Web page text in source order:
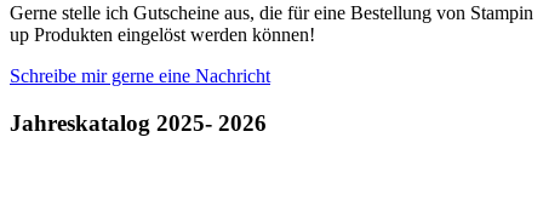
Gerne stelle ich Gutscheine aus, die für eine Bestellung von Stampin
up Produkten eingelöst werden können!
Schreibe mir gerne eine Nachricht
Jahreskatalog 2025- 2026